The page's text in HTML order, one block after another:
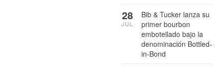
Bib & Tucker lanza su
primer bourbon
embotellado bajo la
denominación Bottled-
in-Bond
28
JUL